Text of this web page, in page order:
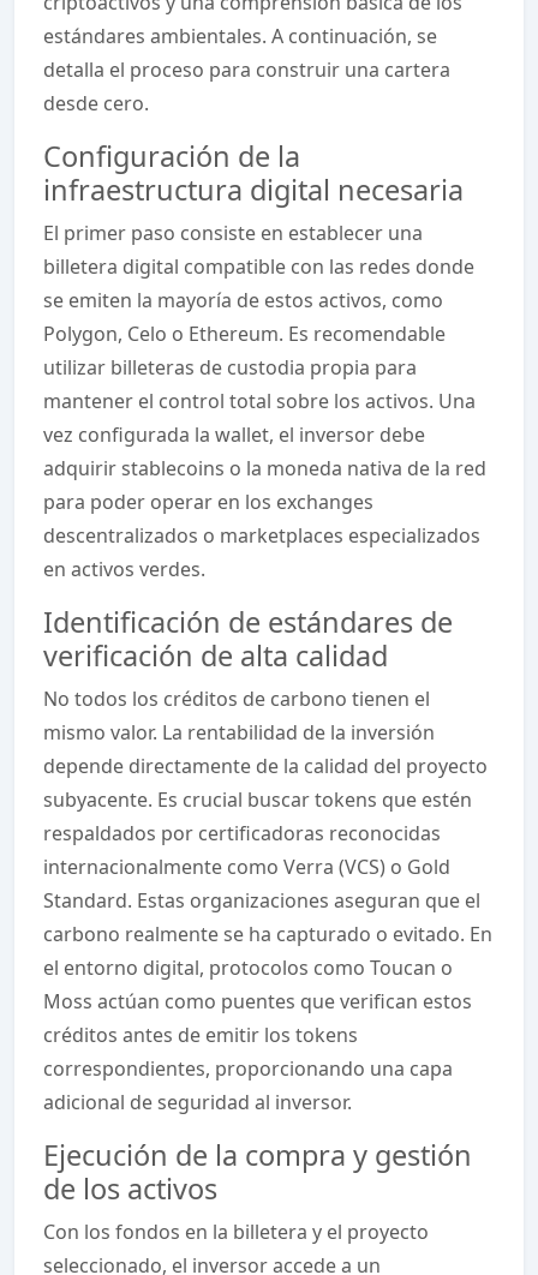
estándares ambientales. A continuación, se
detalla el proceso para construir una cartera
desde cero.
Configuración de la
infraestructura digital necesaria
El primer paso consiste en establecer una
billetera digital compatible con las redes donde
se emiten la mayoría de estos activos, como
Polygon, Celo o Ethereum. Es recomendable
utilizar billeteras de custodia propia para
mantener el control total sobre los activos. Una
vez configurada la wallet, el inversor debe
adquirir stablecoins o la moneda nativa de la red
para poder operar en los exchanges
descentralizados o marketplaces especializados
en activos verdes.
Identificación de estándares de
verificación de alta calidad
No todos los créditos de carbono tienen el
mismo valor. La rentabilidad de la inversión
depende directamente de la calidad del proyecto
subyacente. Es crucial buscar tokens que estén
respaldados por certificadoras reconocidas
internacionalmente como Verra (VCS) o Gold
Standard. Estas organizaciones aseguran que el
carbono realmente se ha capturado o evitado. En
el entorno digital, protocolos como Toucan o
Moss actúan como puentes que verifican estos
créditos antes de emitir los tokens
correspondientes, proporcionando una capa
adicional de seguridad al inversor.
Ejecución de la compra y gestión
de los activos
Con los fondos en la billetera y el proyecto
seleccionado, el inversor accede a un